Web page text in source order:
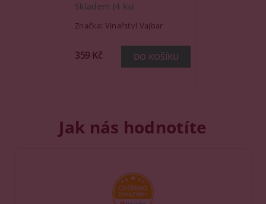
Skladem (4 ks)
Značka: Vinařství Vajbar
359 Kč
Jak nás hodnotíte